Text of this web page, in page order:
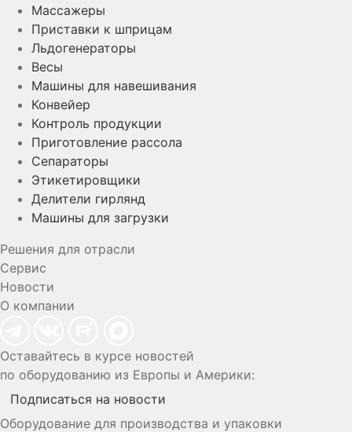
Массажеры
Приставки к шприцам
Льдогенераторы
Весы
Машины для навешивания
Конвейер
Контроль продукции
Приготовление рассола
Сепараторы
Этикетировщики
Делители гирлянд
Машины для загрузки
Решения для отрасли
Сервис
Новости
О компании
Оставайтесь в курсе новостей
по оборудованию из Европы и Америки:
Подписаться на новости
Оборудование для производства и упаковки